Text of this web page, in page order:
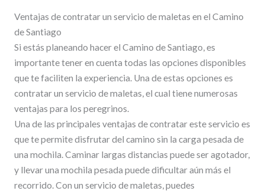
Ventajas de contratar un servicio de maletas en el Camino
de Santiago
Si estás planeando hacer el Camino de Santiago, es
importante tener en cuenta todas las opciones disponibles
que te faciliten la experiencia. Una de estas opciones es
contratar un servicio de maletas, el cual tiene numerosas
ventajas para los peregrinos.
Una de las principales ventajas de contratar este servicio es
que te permite disfrutar del camino sin la carga pesada de
una mochila. Caminar largas distancias puede ser agotador,
y llevar una mochila pesada puede dificultar aún más el
recorrido. Con un servicio de maletas, puedes